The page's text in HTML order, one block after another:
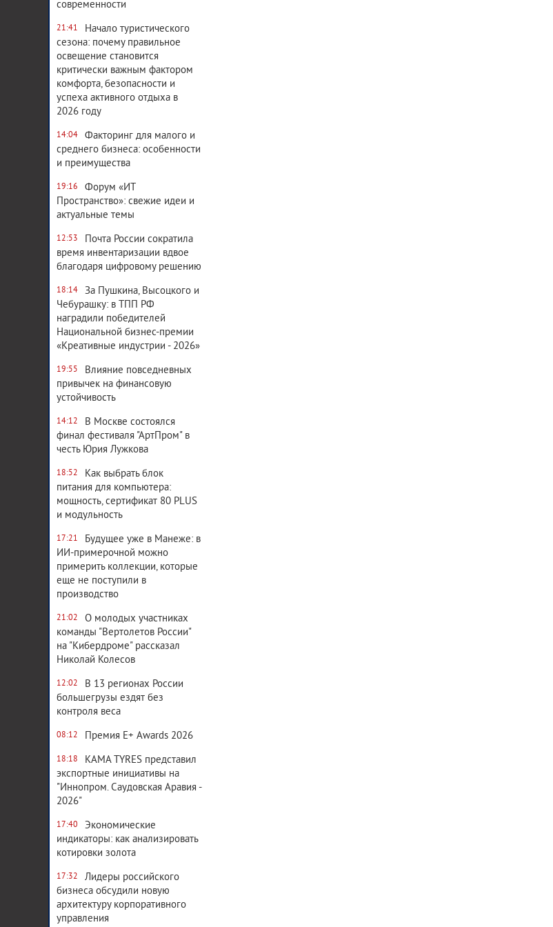
современности
21:41
Начало туристического
сезона: почему правильное
освещение становится
критически важным фактором
комфорта, безопасности и
успеха активного отдыха в
2026 году
14:04
Факторинг для малого и
среднего бизнеса: особенности
и преимущества
19:16
Форум «ИТ
Пространство»: свежие идеи и
актуальные темы
12:53
Почта России сократила
время инвентаризации вдвое
благодаря цифровому решению
18:14
За Пушкина, Высоцкого и
Чебурашку: в ТПП РФ
наградили победителей
Национальной бизнес-премии
«Креативные индустрии - 2026»
19:55
Влияние повседневных
привычек на финансовую
устойчивость
14:12
В Москве состоялся
финал фестиваля "АртПром" в
честь Юрия Лужкова
18:52
Как выбрать блок
питания для компьютера:
мощность, сертификат 80 PLUS
и модульность
17:21
Будущее уже в Манеже: в
ИИ-примерочной можно
примерить коллекции, которые
еще не поступили в
производство
21:02
О молодых участниках
команды "Вертолетов России"
на "Кибердроме" рассказал
Николай Колесов
12:02
В 13 регионах России
большегрузы ездят без
контроля веса
08:12 Премия E+ Awards 2026
18:18
KAMA TYRES представил
экспортные инициативы на
"Иннопром. Саудовская Аравия -
2026"
17:40
Экономические
индикаторы: как анализировать
котировки золота
17:32
Лидеры российского
бизнеса обсудили новую
архитектуру корпоративного
управления